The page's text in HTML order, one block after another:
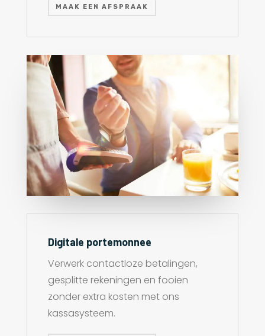
MAAK EEN AFSPRAAK
Digitale portemonnee
Verwerk contactloze betalingen,
gesplitte rekeningen en fooien
zonder extra kosten met ons
kassasysteem.